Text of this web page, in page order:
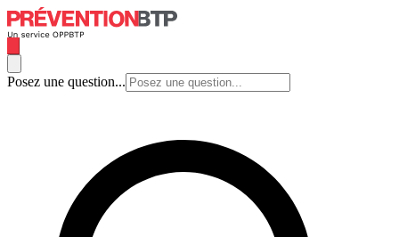
Posez une question...